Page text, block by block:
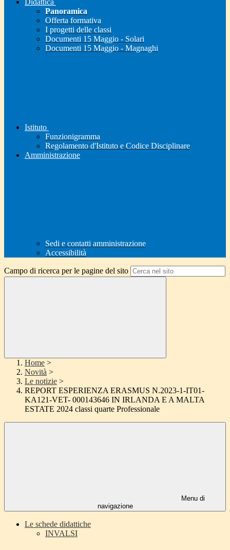
Didattica
Panoramica
Offerta formativa
I progetti delle classi
Documenti 15 Maggio - Solari
Documenti 15 Maggio - Magnaghi
Istituto
Funzionigramma
Regolamento d'Istituto e Codice Disciplinare
Amministrazione
Sedi e contatti amministrazione
Accessibilità
Campo di ricerca per le pagine del sito
Home >
Novità >
Le notizie >
REPORT ESPERIENZA ERASMUS N.2023-1-IT01-
KA121-VET- 000143646 IN IRLANDA E A MALTA
ESTATE 2024 classi quarte Professionale
Menu di
navigazione
Le schede didattiche
INVALSI